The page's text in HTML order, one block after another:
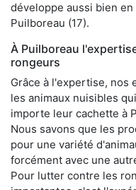
développe aussi bien
Puilboreau (17).
À Puilboreau
rongeurs
Grâce à l'expertise, nos
les animaux nuisibles
importe leur cachette à
Nous savons que les
pour une variété
forcément avec une
Pour lutter contre les